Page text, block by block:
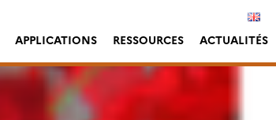
APPLICATIONS RESSOURCES ACTUALITÉS